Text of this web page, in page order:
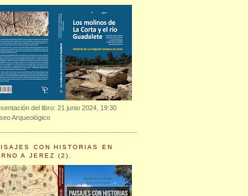
del libro: 21 junio 2024, 19:30
Arqueológico
CON HISTORIAS EN
A JEREZ (2).